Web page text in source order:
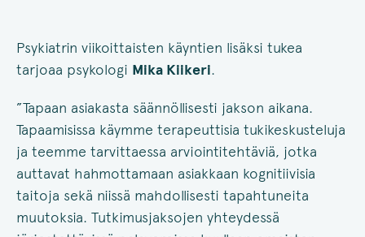
Psykiatrin viikoittaisten käyntien lisäksi tukea
tarjoaa psykologi Mika Kiikeri.
”Tapaan asiakasta säännöllisesti jakson aikana.
Tapaamisissa käymme terapeuttisia tukikeskusteluja
ja teemme tarvittaessa arviointitehtäviä, jotka
auttavat hahmottamaan asiakkaan kognitiivisia
taitoja sekä niissä mahdollisesti tapahtuneita
muutoksia. Tutkimusjaksojen yhteydessä